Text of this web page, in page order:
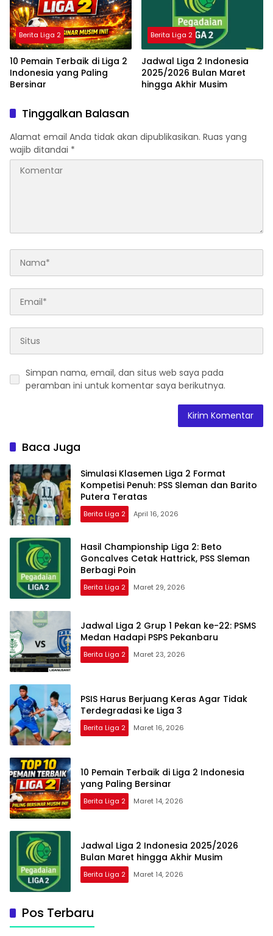
Berita Liga 2
10 Pemain Terbaik di Liga 2
Indonesia yang Paling
Bersinar
Berita Liga 2
Jadwal Liga 2 Indonesia
2025/2026 Bulan Maret
hingga Akhir Musim
Tinggalkan Balasan
Alamat email Anda tidak akan dipublikasikan. Ruas yang
wajib ditandai *
Simpan nama, email, dan situs web saya pada
peramban ini untuk komentar saya berikutnya.
Baca Juga
Simulasi Klasemen Liga 2 Format
Kompetisi Penuh: PSS Sleman dan Barito
Putera Teratas
Berita Liga 2 April 16, 2026
Hasil Championship Liga 2: Beto
Goncalves Cetak Hattrick, PSS Sleman
Berbagi Poin
Berita Liga 2 Maret 29, 2026
Jadwal Liga 2 Grup 1 Pekan ke-22: PSMS
Medan Hadapi PSPS Pekanbaru
Berita Liga 2 Maret 23, 2026
PSIS Harus Berjuang Keras Agar Tidak
Terdegradasi ke Liga 3
Berita Liga 2 Maret 16, 2026
10 Pemain Terbaik di Liga 2 Indonesia
yang Paling Bersinar
Berita Liga 2 Maret 14, 2026
Jadwal Liga 2 Indonesia 2025/2026
Bulan Maret hingga Akhir Musim
Berita Liga 2 Maret 14, 2026
Pos Terbaru